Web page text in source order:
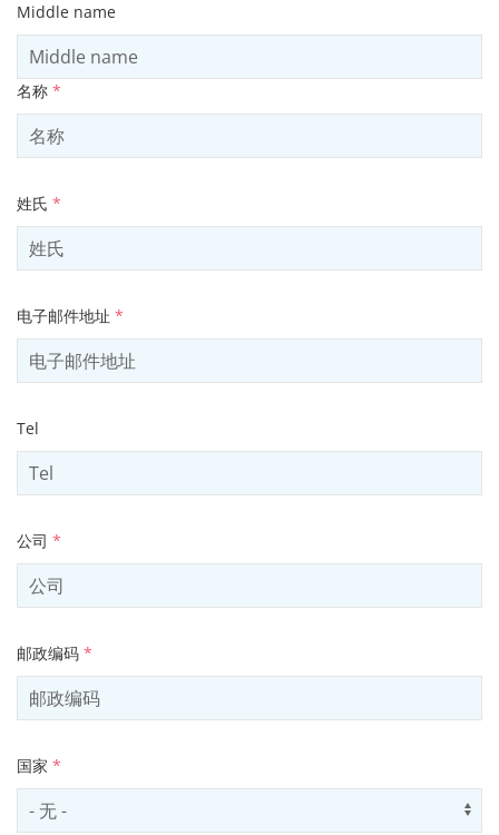
Middle name
名称 *
姓氏 *
电子邮件地址 *
Tel
公司 *
邮政编码 *
国家 *
Select country